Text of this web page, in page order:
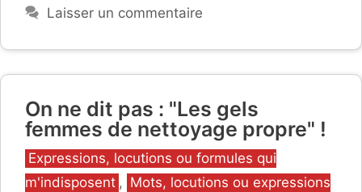
Laisser un commentaire
On ne dit pas : "Les gels
femmes de nettoyage propre" !
Catégories
Expressions, locutions ou formules qui
m'indisposent , Mots, locutions ou expressions